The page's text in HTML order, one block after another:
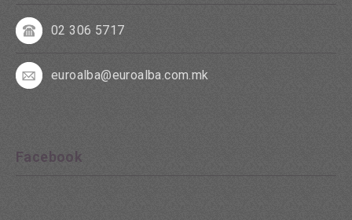
02 306 5717
euroalba@euroalba.com.mk
Facebook